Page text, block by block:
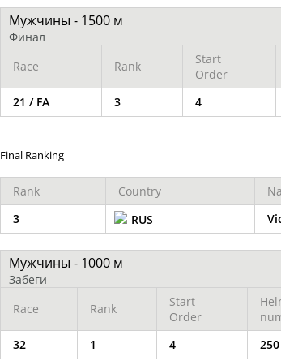
Мужчины - 1500 м
Финал
Race
Rank
Start
Order
21 / FA 3 4
Final Ranking
Rank Country
3
RUS
Мужчины - 1000 м
Забеги
Race
Rank
Start
Order
32 1 4 250